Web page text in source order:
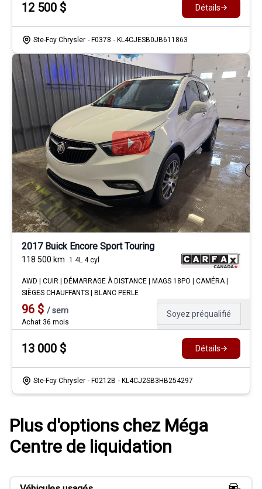
12 500 $ Détails
Ste-Foy Chrysler - F0378 - KL4CJESB0JB611863
2017 Buick Encore Sport Touring
118 500 km 1.4L 4 cyl
AWD | CUIR | DÉMARRAGE À DISTANCE | MAGS 18PO | CAMÉRA |
SIÈGES CHAUFFANTS | BLANC PERLE
96 $ /sem
Achat 36 mois
Soyez préqualifié
13 000 $ Détails
Ste-Foy Chrysler - F0212B - KL4CJ2SB3HB254297
Plus d'options chez Méga
Centre de liquidation